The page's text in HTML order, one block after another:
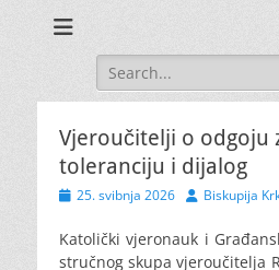
Search
for:
Vjeroučitelji o odgoju
toleranciju i dijalog
Posted
25. svibnja 2026 AuthorBiskupija
Katolički vjeronauk i
stručnog skupa vjeroučitelja